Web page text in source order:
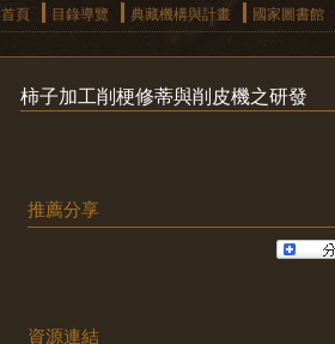
首頁
目錄導覽 典藏機構與計畫 國家圖書館
柿子加工削梗修蒂與削皮機之研發
推薦分享
資源連結